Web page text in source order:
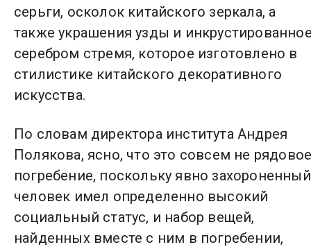
серьги, осколок китайского зеркала, а
также украшения узды и
серебром стремя, которое изготовлено в
стилистике китайского декоративного
искусства.
По словам директора института Андрея
Полякова, ясно, что это совсем не
погребение, поскольку явно захороненный
человек имел определенно высокий
социальный статус, и набор вещей,
найденных вместе с ним в погребении,